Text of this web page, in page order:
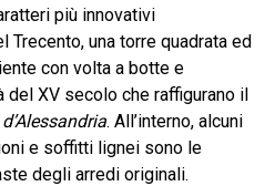
più innovativi
Trecento, una torre quadrata ed
con volta a botte e
XV secolo che raffigurano il
. All’interno, alcuni
e soffitti lignei sono le
degli arredi originali.